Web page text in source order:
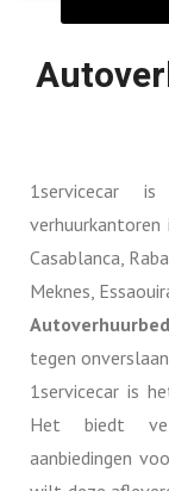
1servicecar
Casablanca,
Meknes,
tegen
1servicecar is
Het biedt
aanbiedingen